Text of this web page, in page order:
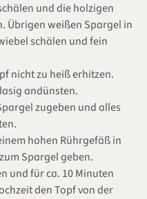
und die holzigen
Übrigen weißen Spargel in
schälen und fein
nicht zu heiß erhitzen.
andünsten.
zugeben und alles
hohen Rührgefäß in
Spargel geben.
und für ca. 10 Minuten
den Topf von der